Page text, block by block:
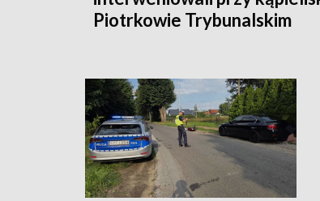
Piotrkowie Trybunalskim